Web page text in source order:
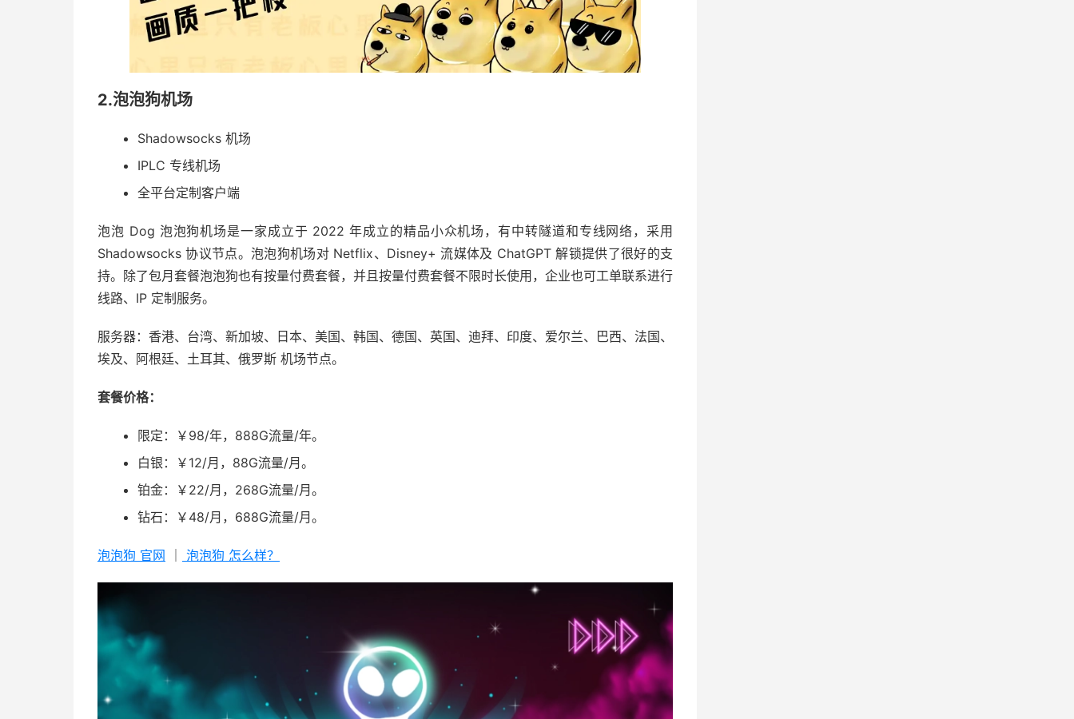
2.泡泡狗机场
Shadowsocks 机场
IPLC 专线机场
全平台定制客户端
泡泡 Dog 泡泡狗机场是一家成立于 2022 年成立的精品小众机场，有中转隧道和专线网络，采用
Shadowsocks 协议节点。泡泡狗机场对 Netflix、Disney+ 流媒体及 ChatGPT 解锁提供了很好的支
持。除了包月套餐泡泡狗也有按量付费套餐，并且按量付费套餐不限时长使用，企业也可工单联系进行
线路、IP 定制服务。
服务器：香港、台湾、新加坡、日本、美国、韩国、德国、英国、迪拜、印度、爱尔兰、巴西、法国、
埃及、阿根廷、土耳其、俄罗斯 机场节点。
套餐价格：
限定：￥98/年，888G流量/年。
白银：￥12/月，88G流量/月。
铂金：￥22/月，268G流量/月。
钻石：￥48/月，688G流量/月。
泡泡狗 官网 泡泡狗 怎么样？